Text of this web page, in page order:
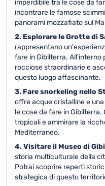
imperdibile tra le cose da
incontrare le famose
panorami mozzafiato sul
2. Esplorare le Grotte di
rappresentano
fare in Gibilterra.
rocciose straordinarie e
questo luogo affascinante.
3. Fare snorkeling nello
offre acque cristalline e
le cose da fare in
tropicali e ammirare la
Mediterraneo.
4. Visitare il Museo di
storia multiculturale della
Potrai scoprire reperti
strategica di questo